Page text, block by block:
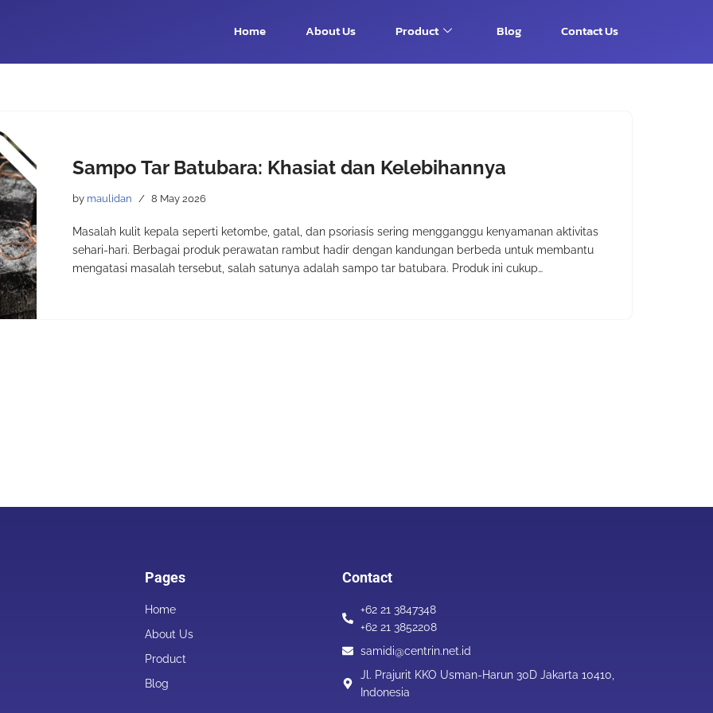
Home About Us Product Blog Contact Us
Sampo Tar Batubara: Khasiat dan Kelebihannya
by maulidan 8 May 2026
Masalah kulit kepala seperti ketombe, gatal, dan psoriasis sering mengganggu kenyamanan aktivitas
sehari-hari. Berbagai produk perawatan rambut hadir dengan kandungan berbeda untuk membantu
mengatasi masalah tersebut, salah satunya adalah sampo tar batubara. Produk ini cukup…
Pages
Home
About Us
Product
Blog
Contact
+62 21 3847348
+62 21 3852208
samidi@centrin.net.id
Jl. Prajurit KKO Usman-Harun 30D Jakarta 10410,
Indonesia